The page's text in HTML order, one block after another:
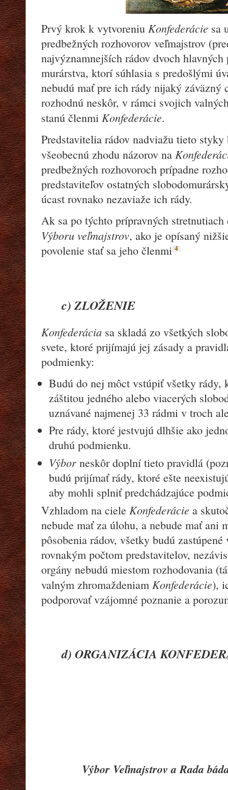
Prvý krok k vytvoreniu Konfederácie sa
predbežných rozhovorov veľmajstrov
najvýznamnejších rádov dvoch hlavných
murárstva, ktorí súhlasia s predošlými
nebudú mať pre ich rády nijaký záväzný
rozhodnú neskôr, v rámci svojich
stanú členmi Konfederácie.
Predstavitelia rádov nadviažu tieto
všeobecnú zhodu názorov na
predbežných rozhovoroch prípadne
predstaviteľov ostatných
úcast rovnako nezaviaže ich rády.
Ak sa po týchto prípravných stretnutiach
Výboru veľmajstrov, ako je opísaný
povolenie stať sa jeho členmi 4
c) ZLOŽENIE
Konfederácia sa skladá zo všetkých
svete, ktoré prijímajú jej zásady a
podmienky:
Budú do nej môct vstúpiť všetky rády,
záštitou jedného alebo viacerých
uznávané najmenej 33 rádmi v troch
Pre rády, ktoré jestvujú dlhšie ako
druhú podmienku.
Výbor neskôr doplní tieto pravidlá
budú prijímať rády, ktoré ešte
aby mohli splniť predchádzajúce
Vzhladom na ciele Konfederácie a
nebude mať za úlohu, a nebude mať ani
pôsobenia rádov, všetky budú
rovnakým počtom predstavitelov,
orgány nebudú miestom rozhodovania
valným zhromaždeniam Konfederácie),
podporovať vzájomné poznanie a
d) ORGANIZÁCIA
Výbor Veľmajstrov a Rada